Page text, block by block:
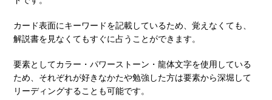
カード表面にキーワードを記載しているため、覚えなくても、
解説書を見なくてもすぐに占うことができます。
要素としてカラー・パワーストーン・龍体文字を使用している
ため、それぞれが好きなかたや勉強した方は要素から深堀して
リーディングすることも可能です。